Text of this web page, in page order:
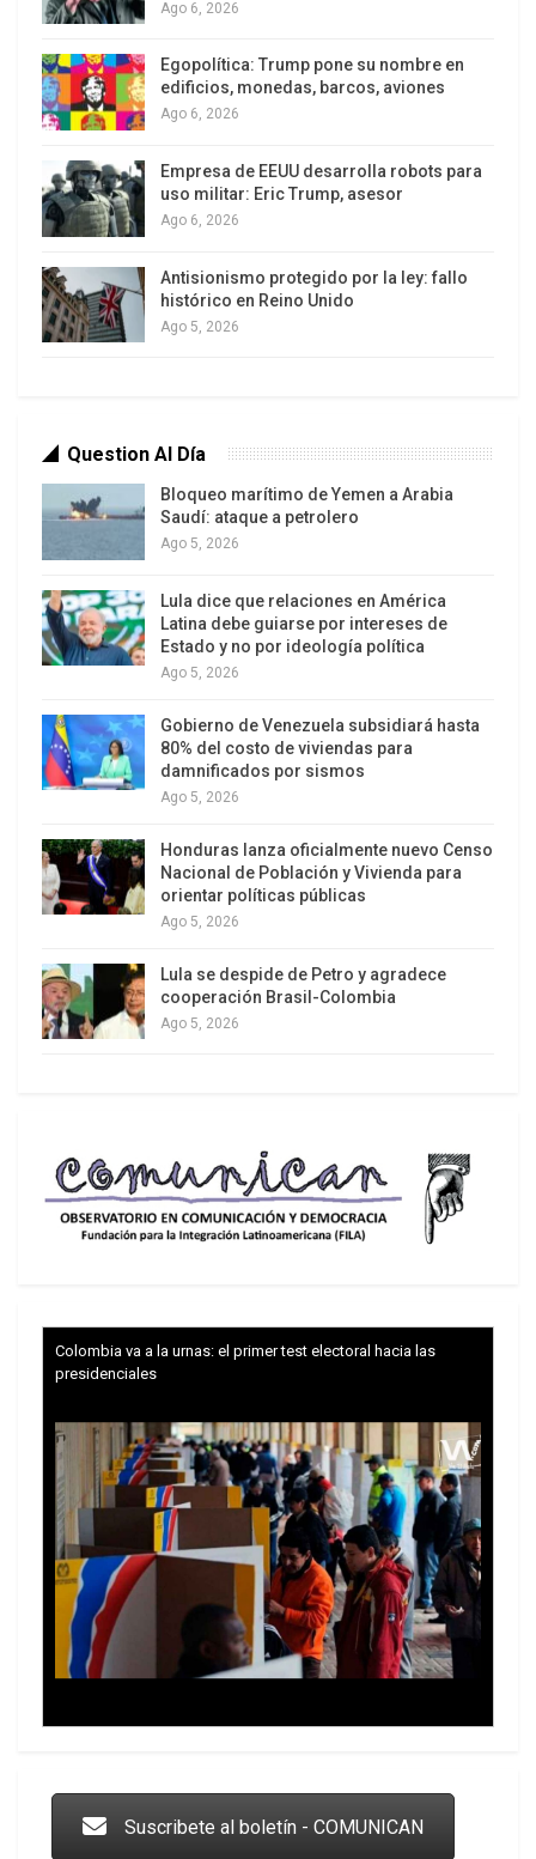
El gobierno ruso instó a los medios
evitar la difusión de información falsa. “La
desinformación solo contribuye a aumentar las
tensiones en torno al programa nuclear iraní”,
advirtió el ministerio2.
Por su parte, Irán también negó haber recibido
Ago 6, 2026
Egopolítica: Trump pone su nombre en
edificios, monedas, barcos, aviones
Ago 6, 2026
Empresa de EEUU desarrolla robots para
uso militar: Eric Trump, asesor
Ago 6, 2026
Antisionismo protegido por la ley: fallo
histórico en Reino Unido
Ago 5, 2026
Question Al Día
Bloqueo marítimo de Yemen a Arabia
Saudí: ataque a petrolero
Ago 5, 2026
Lula dice que relaciones en América
Latina debe guiarse por intereses de
Estado y no por ideología política
Ago 5, 2026
Gobierno de Venezuela subsidiará hasta
80% del costo de viviendas para
damnificados por sismos
Ago 5, 2026
Honduras lanza oficialmente nuevo Censo
Nacional de Población y Vivienda para
orientar políticas públicas
Ago 5, 2026
Lula se despide de Petro y agradece
cooperación Brasil-Colombia
Ago 5, 2026
Colombia va a la urnas: el primer test electoral hacia las
presidenciales
Suscribete al boletín - COMUNICAN